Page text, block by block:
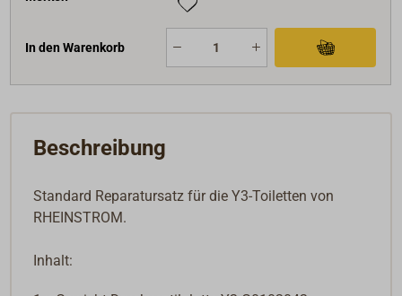
In den Warenkorb
Beschreibung
Standard Reparatursatz für die Y3-Toiletten von
RHEINSTROM.
Inhalt: